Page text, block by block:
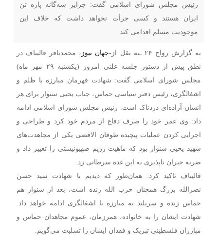
رئیس مجلس شورای اسلامی گفت: جزایر سه‌گانه پاره تن
ایران هستند و کسی جرأت نخواهد داشت که خلاف این
موجودیت مسلم اقدامی کند
به گزارش رواج ۲۴ ـبه نقل از- جهان نیوز ، محمدباقر قالیباف در
نطق پیش از دستور جلسه علنی امروز (یکشنبه ۲۹ مهر ماه)
مجلس شورای اسلامی گفت: شهادت قهرمان مبارزه با ظلم و
اشغالگری، رئیس دفتر سیاسی حماس، جناب یحیی سنوار برای هر
انسان آزاده‌ای دردناک است. رئیس مجلس شورای اسلامی ادامه
داد: وی عمر خود را صرف دفاع از مردم خود کرد و طراحی و
اجرایی کردن عملیات پیچیده طوفان الاقصی یکی از مجاهدت‌های
شهید یحیی سنوار بود که ماهیت رژیم صهیونیستی را تغییر داد و
ضربه جبران ناپذیری به این غده سرطانی زد.
قالیباف تاکید کرد: همان‌طور که دیدیم با شهادت سید حسن
نصرالله بزرگ همچنان حزب الله زنده است، بعد از سنوار هم
حماس زنده و سربلند به مبارزه با اشغالگری ادامه خواهد داد.
شهادت ایشان را به خانواده، همرزمان، عموم مجاهدان حماس و
مبارزان فلسطینی تبریک و فقدان ایشان را تسلیت می‌گویم.